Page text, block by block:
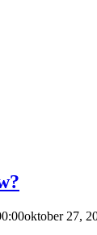
oktober 27,